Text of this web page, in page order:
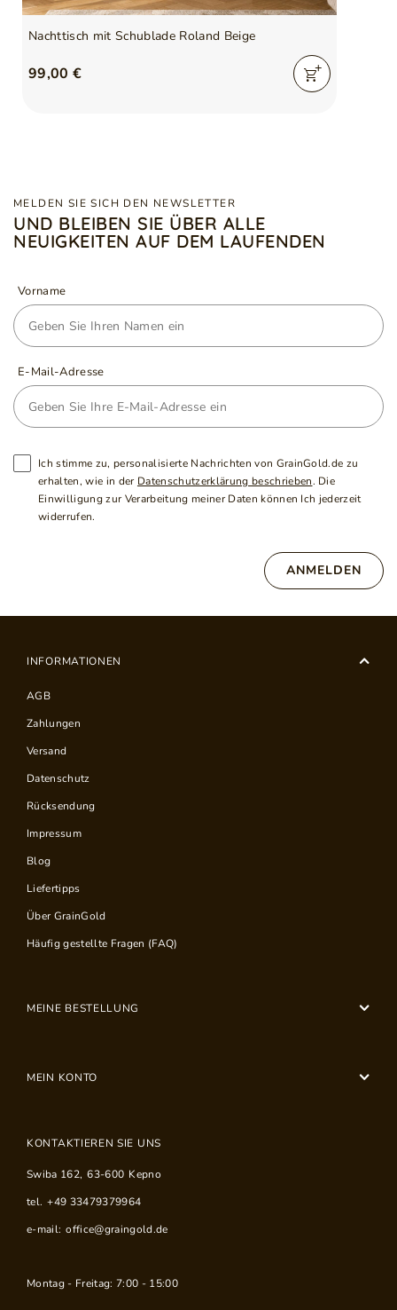
Nachttisch mit Schublade Roland Beige
99,00 €
MELDEN SIE SICH DEN NEWSLETTER
UND BLEIBEN SIE ÜBER ALLE
NEUIGKEITEN AUF DEM LAUFENDEN
Vorname
E-Mail-Adresse
Ich stimme zu, personalisierte Nachrichten von GrainGold.de zu
erhalten, wie in der Datenschutzerklärung beschrieben. Die
Einwilligung zur Verarbeitung meiner Daten können Ich jederzeit
widerrufen.
ANMELDEN
INFORMATIONEN
AGB
Zahlungen
Versand
Datenschutz
Rücksendung
Impressum
Blog
Liefertipps
Über GrainGold
Häufig gestellte Fragen (FAQ)
MEINE BESTELLUNG
MEIN KONTO
KONTAKTIEREN SIE UNS
Swiba 162, 63-600 Kepno
tel. +49 33479379964
e-mail: office@graingold.de
Montag - Freitag: 7:00 - 15:00